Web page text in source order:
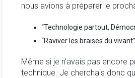
nous avions à préparer le
“Technologie partout,
“Raviver les braises du
Même si je n’avais pas encore
technique. Je cherchais donc